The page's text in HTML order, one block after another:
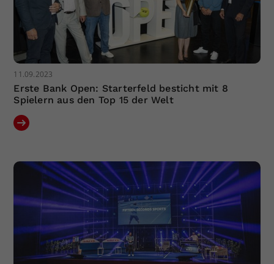
11.09.2023
Erste Bank Open: Starterfeld besticht mit 8
Spielern aus den Top 15 der Welt